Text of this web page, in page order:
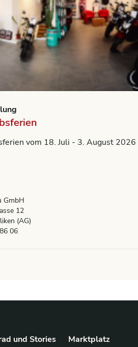
vom 18. Juli - 3. August 2026
GmbH
12
(AG)
06
und Stories Marktplatz